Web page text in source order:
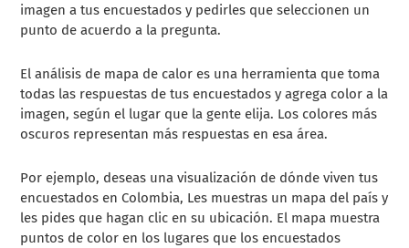
imagen a tus encuestados y pedirles que seleccionen un
punto de acuerdo a la pregunta.
El análisis de mapa de calor es una herramienta que toma
todas las respuestas de tus encuestados y agrega color a la
imagen, según el lugar que la gente elija. Los colores más
oscuros representan más respuestas en esa área.
Por ejemplo, deseas una visualización de dónde viven tus
encuestados en Colombia, Les muestras un mapa del país y
les pides que hagan clic en su ubicación. El mapa muestra
puntos de color en los lugares que los encuestados